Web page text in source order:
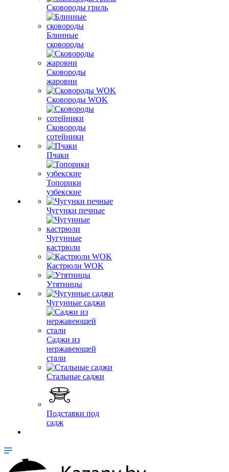
Сковороды гриль
Блинные
сковороды
Сковороды
жаровни
Сковороды WOK
Сковороды
сотейники
Пчаки
Топорики
узбекские
Чугунки печные
Чугунные
кастрюли
Кастрюли WOK
Утятницы
Чугунные саджи
Саджи из
нержавеющей
стали
Стальные саджи
Подставки под
садж